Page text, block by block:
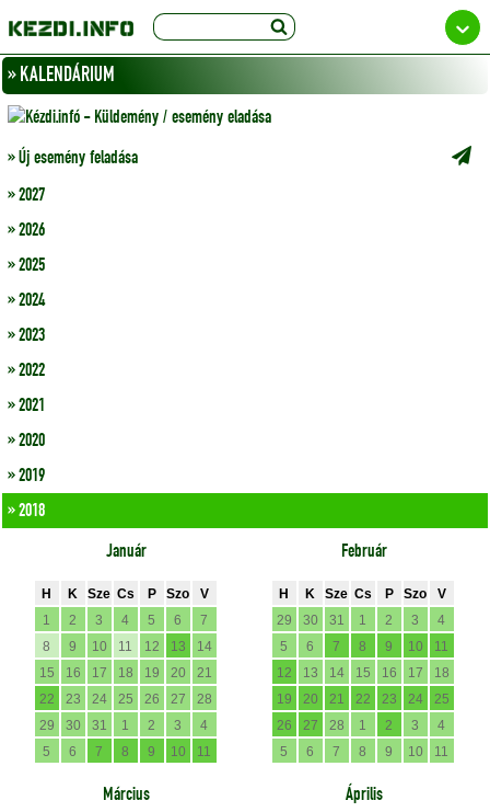
» KALENDÁRIUM
» Új esemény feladása
» 2027
» 2026
» 2025
» 2024
» 2023
» 2022
» 2021
» 2020
» 2019
» 2018
Január
H K Sze Cs P Szo
V
1
2 3 4 5 6
7
8
9 10 11 12 13
14
15
16 17 18 19 20
21
22
23 24 25 26 27
28
29
30 31 1 2 3
4
5
6 7 8 9 10 11
Február
H K Sze Cs P Szo
V
29
30 31 1 2 3
4
5
6 7 8 9 10
11
12
13 14 15 16 17
18
19
20 21 22 23 24
25
26
27 28 1 2 3
4
5
6 7 8 9 10 11
Március Április